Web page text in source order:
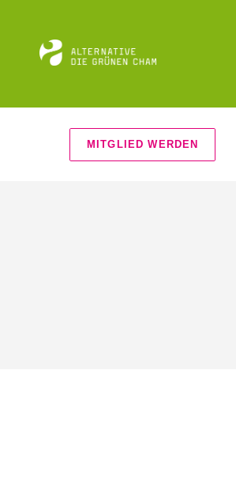
MITGLIED WERDEN